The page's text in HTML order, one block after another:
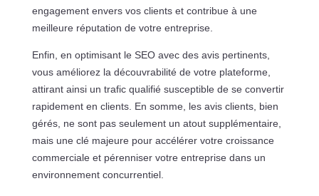
engagement envers vos clients et contribue à une
meilleure réputation de votre entreprise.
Enfin, en optimisant le SEO avec des avis pertinents,
vous améliorez la découvrabilité de votre plateforme,
attirant ainsi un trafic qualifié susceptible de se convertir
rapidement en clients. En somme, les avis clients, bien
gérés, ne sont pas seulement un atout supplémentaire,
mais une clé majeure pour accélérer votre croissance
commerciale et pérenniser votre entreprise dans un
environnement concurrentiel.